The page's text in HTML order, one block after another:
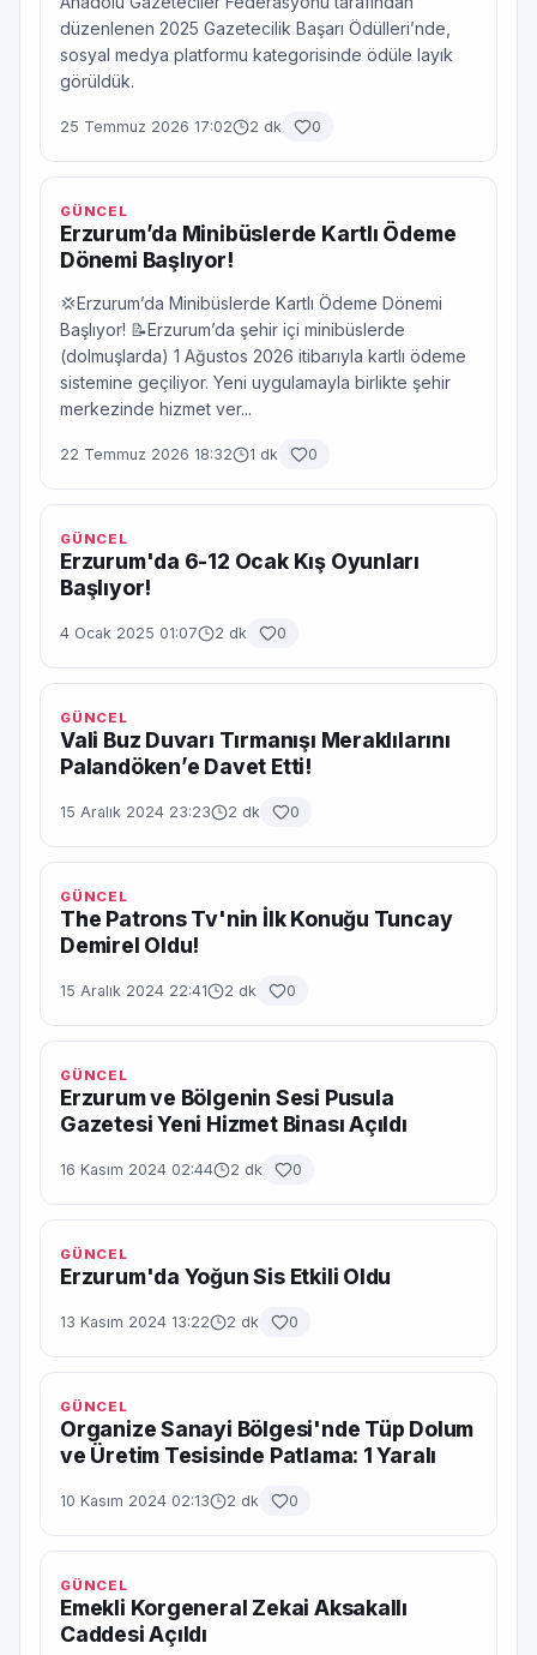
düzenlenen 2025 Gazetecilik Başarı Ödülleri’nde,
sosyal medya platformu kategorisinde ödüle layık
görüldük.
25 Temmuz 2026 17:02 2 dk 0
GÜNCEL
Erzurum’da Minibüslerde Kartlı Ödeme
Dönemi Başlıyor!
💢Erzurum’da Minibüslerde Kartlı Ödeme Dönemi
Başlıyor! 📝Erzurum’da şehir içi minibüslerde
(dolmuşlarda) 1 Ağustos 2026 itibarıyla kartlı ödeme
sistemine geçiliyor. Yeni uygulamayla birlikte şehir
merkezinde hizmet ver...
22 Temmuz 2026 18:32 1 dk 0
GÜNCEL
Erzurum'da 6-12 Ocak Kış Oyunları
Başlıyor!
4 Ocak 2025 01:07 2 dk 0
GÜNCEL
Vali Buz Duvarı Tırmanışı Meraklılarını
Palandöken’e Davet Etti!
15 Aralık 2024 23:23 2 dk 0
GÜNCEL
The Patrons Tv'nin İlk Konuğu Tuncay
Demirel Oldu!
15 Aralık 2024 22:41 2 dk 0
GÜNCEL
Erzurum ve Bölgenin Sesi Pusula
Gazetesi Yeni Hizmet Binası Açıldı
16 Kasım 2024 02:44 2 dk 0
GÜNCEL
Erzurum'da Yoğun Sis Etkili Oldu
13 Kasım 2024 13:22 2 dk 0
GÜNCEL
Organize Sanayi Bölgesi'nde Tüp Dolum
ve Üretim Tesisinde Patlama: 1 Yaralı
10 Kasım 2024 02:13 2 dk 0
GÜNCEL
Emekli Korgeneral Zekai Aksakallı
Caddesi Açıldı